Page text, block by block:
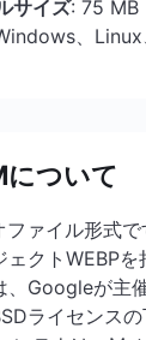
サイズ: 75 MB
、Linux
ついて
ァイル形式
ェクトWEBP
、Googleが主
ライセンス